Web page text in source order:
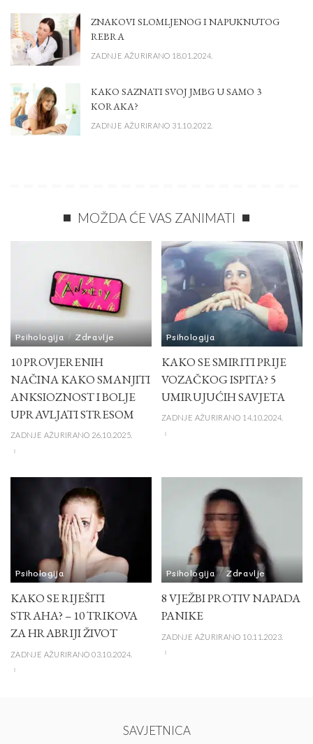
ZNAKOVI SLOMLJENOG I NAPUKNUTOG
REBRA
ZADNJE AŽURIRANO 18.01.2024.
KAKO SAZNATI SVOJ JMBG U SAMO 3
KORAKA?
ZADNJE AŽURIRANO 31.10.2022.
MOŽDA ĆE VAS ZANIMATI
Psihologija Zdravlje
10 PROVJERENIH
NAČINA KAKO SMANJITI
ANKSIOZNOST I BOLJE
UPRAVLJATI STRESOM
ZADNJE AŽURIRANO 26.10.2025.
Psihologija
KAKO SE SMIRITI PRIJE
VOZAČKOG ISPITA? 5
UMIRUJUĆIH SAVJETA
ZADNJE AŽURIRANO 14.10.2024.
Psihologija
KAKO SE RIJEŠITI
STRAHA? – 10 TRIKOVA
ZA HRABRIJI ŽIVOT
ZADNJE AŽURIRANO 03.10.2024.
Psihologija Zdravlje
8 VJEŽBI PROTIV NAPADA
PANIKE
ZADNJE AŽURIRANO 10.11.2023.
SAVJETNICA